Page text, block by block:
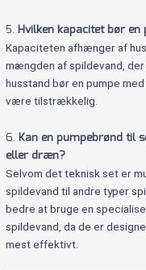
5. Hvilken kapacitet bør
Kapaciteten afhænger af
mængden af spildevand,
husstand bør en pumpe
være tilstrækkelig.
6. Kan en pumpebrønd til
eller dræn?
Selvom det teknisk set er
spildevand til andre typer
bedre at bruge en
spildevand, da de er
mest effektivt.